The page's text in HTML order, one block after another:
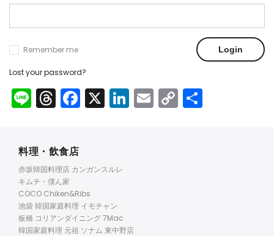
Remember me
Lost your password?
LineThreads
Facebook
X LinkedIn
Email
Copy
Link
料理・飲食店
赤坂韓国料理店 カンガンスルレ
キムチ・僕ん家
COCO Chiken&Ribs
池袋 韓国家庭料理 イモチャン
板橋 コリアンダイニング 7Mac
韓国家庭料理 元祖 ソナム 東中野店